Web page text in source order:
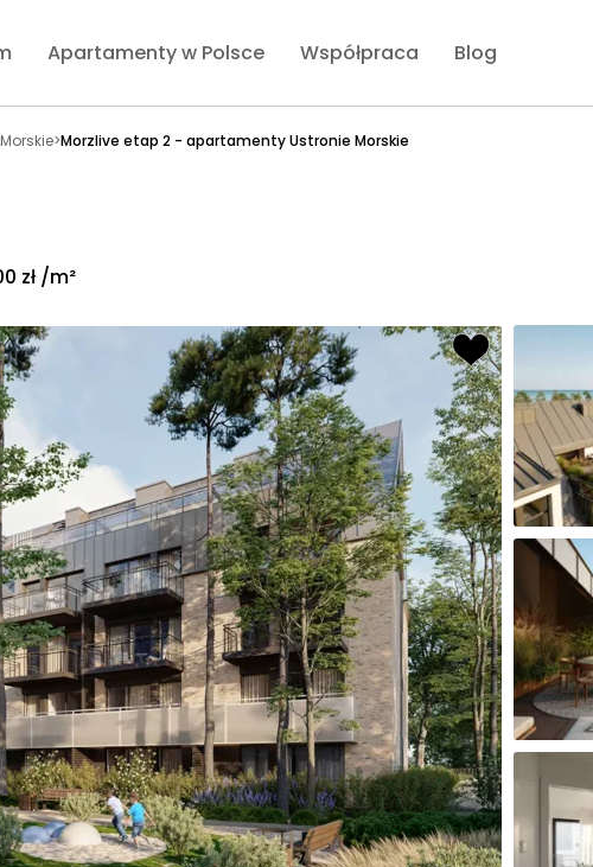
Apartamenty w Polsce Współpraca Blog
>Morzlive etap 2 - apartamenty Ustronie Morskie
zł /m²